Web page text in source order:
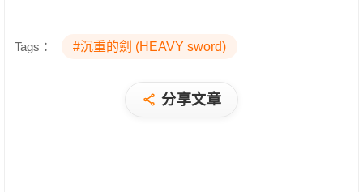
Tags： #沉重的劍 (HEAVY sword)
分享文章